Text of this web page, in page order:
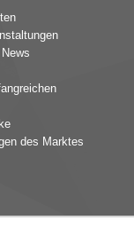
des Marktes